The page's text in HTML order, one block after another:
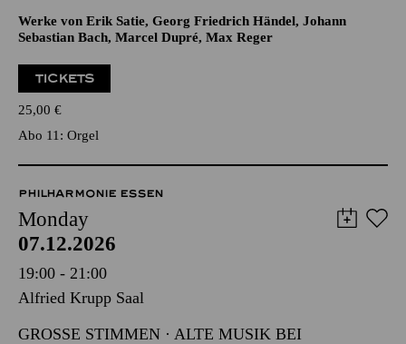
Werke von Erik Satie, Georg Friedrich Händel, Johann
Sebastian Bach, Marcel Dupré, Max Reger
TICKETS
25,00 €
Abo 11: Orgel
PHILHARMONIE ESSEN
Monday
07.12.2026
19:00 - 21:00
Alfried Krupp Saal
GROSSE STIMMEN · ALTE MUSIK BEI K